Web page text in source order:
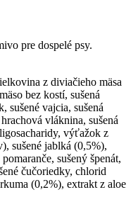
pre dospelé psy.
z diviačieho mäsa
bez kostí, sušená
sušené vajcia, sušená
vláknina, sušená
výťažok z
sušené jablká (0,5%),
sušený špenát,
čučoriedky, chlorid
(0,2%), extrakt z aloe